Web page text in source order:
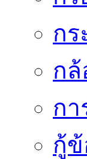
กร
กล้
กา
กู้